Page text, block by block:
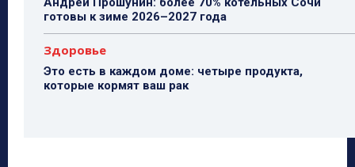
готовы к зиме 2026–2027 года
Здоровье
Это есть в каждом доме: четыре продукта,
которые кормят ваш рак